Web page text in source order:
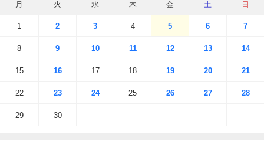
月 火 水 木 金 土 日
1 2 3 4 5 6 7
8 9 10 11 12 13 14
15 16 17 18 19 20 21
22 23 24 25 26 27 28
29 30